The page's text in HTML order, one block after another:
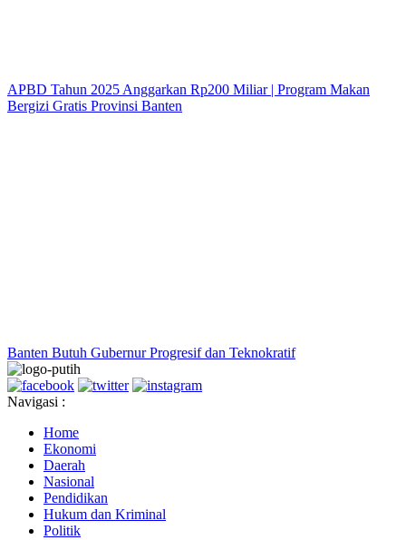
APBD Tahun 2025 Anggarkan Rp200 Miliar | Program Makan
Bergizi Gratis Provinsi Banten
Banten Butuh Gubernur Progresif dan Teknokratif
Navigasi :
Home
Ekonomi
Daerah
Nasional
Pendidikan
Hukum dan Kriminal
Politik